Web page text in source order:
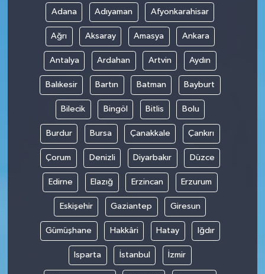
Adana Adıyaman Afyonkarahisar
Ağrı Aksaray Amasya Ankara
Antalya Ardahan Artvin Aydın
Balıkesir Bartın Batman Bayburt
Bilecik Bingöl Bitlis Bolu
Burdur Bursa Çanakkale Çankırı
Çorum Denizli Diyarbakır Düzce
Edirne Elazığ Erzincan Erzurum
Eskişehir Gaziantep Giresun
Gümüşhane Hakkâri Hatay Iğdır
Isparta İstanbul İzmir